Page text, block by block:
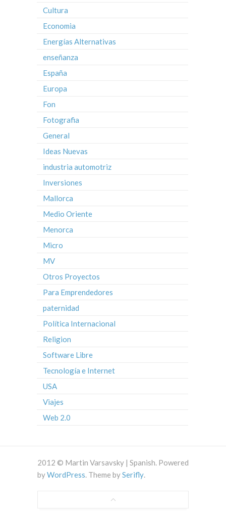
Cultura
Economia
Energías Alternativas
enseñanza
España
Europa
Fon
Fotografia
General
Ideas Nuevas
industria automotriz
Inversiones
Mallorca
Medio Oriente
Menorca
Micro
MV
Otros Proyectos
Para Emprendedores
paternidad
Política Internacional
Religion
Software Libre
Tecnología e Internet
USA
Viajes
Web 2.0
2012 © Martin Varsavsky | Spanish. Powered
byWordPress. Theme bySerifly.